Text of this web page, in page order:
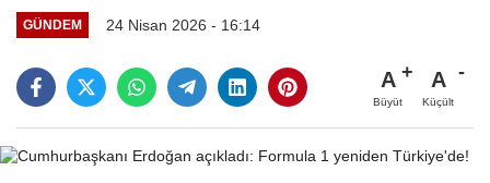
GÜNDEM 24 Nisan 2026 - 16:14
A
Büyüt
A
Küçült